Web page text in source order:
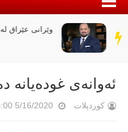
سەر
دێڕ
وێرانی عێراق لە
ئەوانەی غودەیانە
کوردپلات 5/16/2020 09:26:00 م